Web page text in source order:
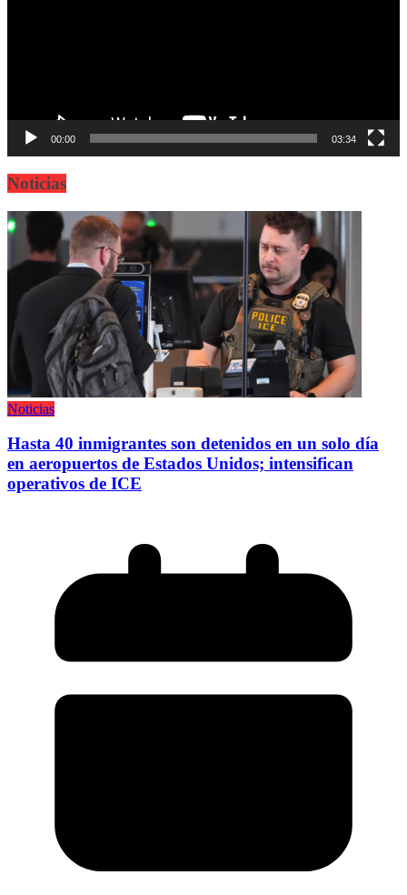
00:00 03:34
Noticias
Noticias
Hasta 40 inmigrantes son detenidos en un solo día
en aeropuertos de Estados Unidos; intensifican
operativos de ICE